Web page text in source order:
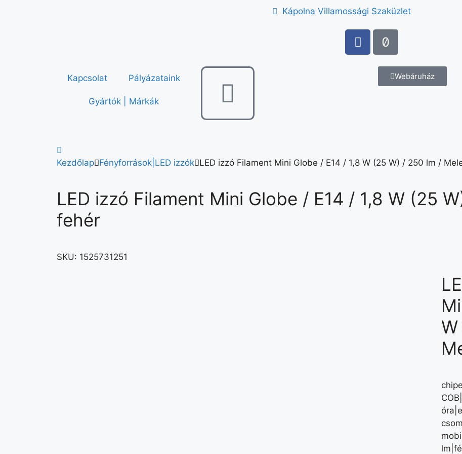
Kápolna Villamossági Szaküzlet
Kapcsolat Pályázataink
Gyártók | Márkák
Webáruház
Kezdőlap Fényforrások|LED izzók LED izzó Filament Mini Globe / E14 / 1,8 W (25 W) / 250 lm /
LED izzó Filament Mini Globe / E14 / 1,8 W (25
fehér
SKU: 1525731251